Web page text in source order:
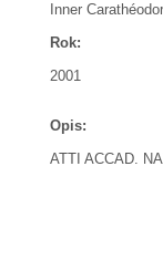
Inner
Rok:
2001
Opis:
ATTI ACCAD.